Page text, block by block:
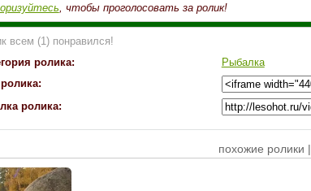
, чтобы проголосовать за ролик!
всем (1) понравился!
ролика:
Рыбалка
ролика:
похожие ролики |